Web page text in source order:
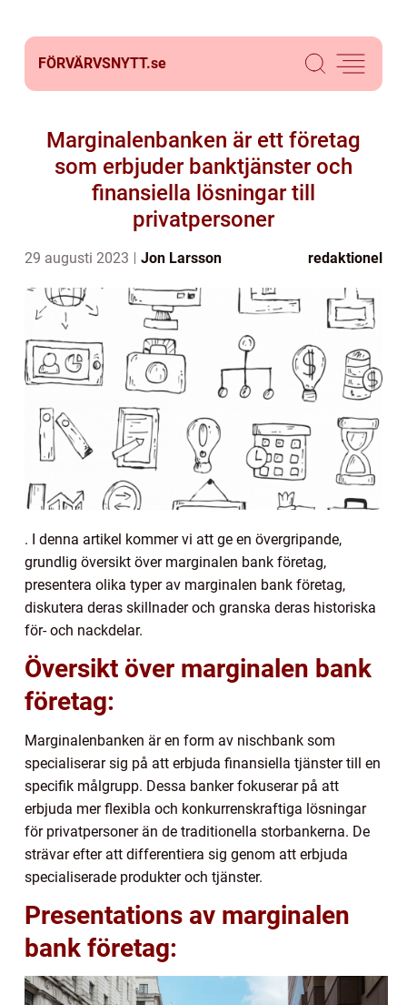
FÖRVÄRVSNYTT.se
Marginalenbanken är ett företag
som erbjuder banktjänster och
finansiella lösningar till
privatpersoner
29 augusti 2023 Jon Larsson redaktionel
. I denna artikel kommer vi att ge en övergripande,
grundlig översikt över marginalen bank företag,
presentera olika typer av marginalen bank företag,
diskutera deras skillnader och granska deras historiska
för- och nackdelar.
Översikt över marginalen bank
företag:
Marginalenbanken är en form av nischbank som
specialiserar sig på att erbjuda finansiella tjänster till en
specifik målgrupp. Dessa banker fokuserar på att
erbjuda mer flexibla och konkurrenskraftiga lösningar
för privatpersoner än de traditionella storbankerna. De
strävar efter att differentiera sig genom att erbjuda
specialiserade produkter och tjänster.
Presentations av marginalen
bank företag: